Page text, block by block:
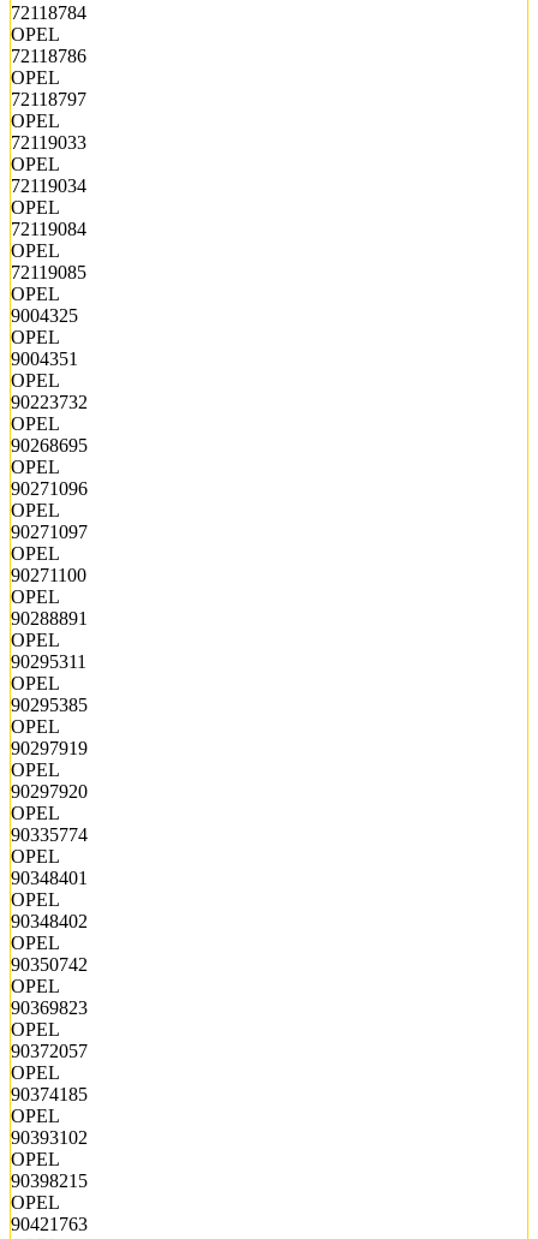
72118784
OPEL
72118786
OPEL
72118797
OPEL
72119033
OPEL
72119034
OPEL
72119084
OPEL
72119085
OPEL
9004325
OPEL
9004351
OPEL
90223732
OPEL
90268695
OPEL
90271096
OPEL
90271097
OPEL
90271100
OPEL
90288891
OPEL
90295311
OPEL
90295385
OPEL
90297919
OPEL
90297920
OPEL
90335774
OPEL
90348401
OPEL
90348402
OPEL
90350742
OPEL
90369823
OPEL
90372057
OPEL
90374185
OPEL
90393102
OPEL
90398215
OPEL
90421763